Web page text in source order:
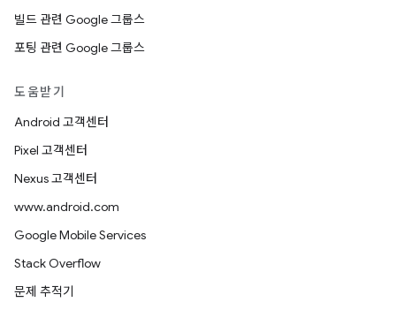
빌드 관련 Google 그룹스
포팅 관련 Google 그룹스
도움받기
Android 고객센터
Pixel 고객센터
Nexus 고객센터
www.android.com
Google Mobile Services
Stack Overflow
문제 추적기